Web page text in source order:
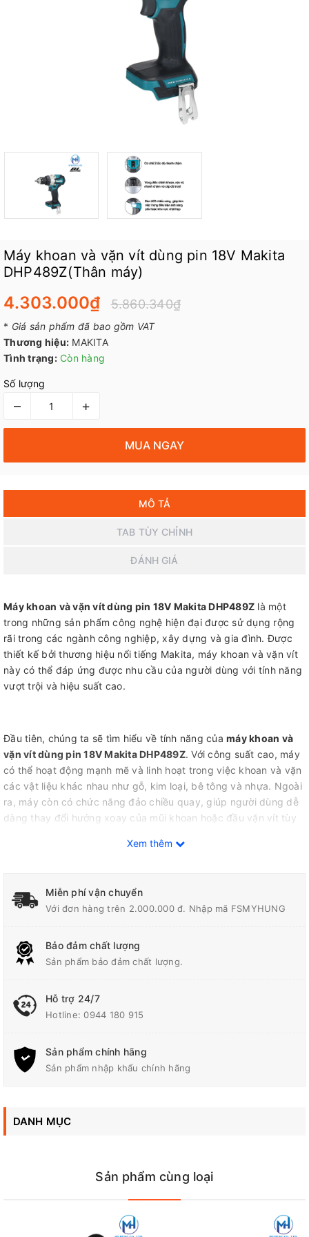
Máy khoan và vặn vít dùng pin 18V Makita
DHP489Z(Thân máy)
4.303.000₫ 5.860.340₫
* Giá sản phẩm đã bao gồm VAT
Thương hiệu: MAKITA
Tình trạng: Còn hàng
Số lượng
– +
MUA NGAY
MÔ TẢ
TAB TÙY CHỈNH
ĐÁNH GIÁ
Máy khoan và vặn vít dùng pin 18V Makita DHP489Z là một
trong những sản phẩm công nghệ hiện đại được sử dụng rộng
rãi trong các ngành công nghiệp, xây dựng và gia đình. Được
thiết kế bởi thương hiệu nổi tiếng Makita, máy khoan và vặn vít
này có thể đáp ứng được nhu cầu của người dùng với tính năng
vượt trội và hiệu suất cao.
Đầu tiên, chúng ta sẽ tìm hiểu về tính năng của máy khoan và
vặn vít dùng pin 18V Makita DHP489Z. Với công suất cao, máy
có thể hoạt động mạnh mẽ và linh hoạt trong việc khoan và vặn
các vật liệu khác nhau như gỗ, kim loại, bê tông và nhựa. Ngoài
ra, máy còn có chức năng đảo chiều quay, giúp người dùng dễ
dàng thay đổi hướng xoay của mũi khoan hoặc đầu vặn vít tùy
năng, cho phép người dùng có thể sử dụng máy như một máy
khoan, máy vặn vít hoặc máy đục lỗ tùy theo nhu cầu công việc.
dùng.
Thông số kỹ thuật
Khả Năng
3 Chế Độ Khoan, khoan búa, vặn vít
Cứng: 73 N·m (650 in.lbs.)
Mềm: 40 N·m (350 in.lbs.)
Xem thêm
Miễn phí vận chuyển
Với đơn hàng trên 2.000.000 đ. Nhập mã FSMYHUNG
Bảo đảm chất lượng
Sản phẩm bảo đảm chất lượng.
Hỗ trợ 24/7
Hotline:0944 180 915
Sản phẩm chính hãng
Sản phẩm nhập khẩu chính hãng
DANH MỤC
Sản phẩm cùng loại